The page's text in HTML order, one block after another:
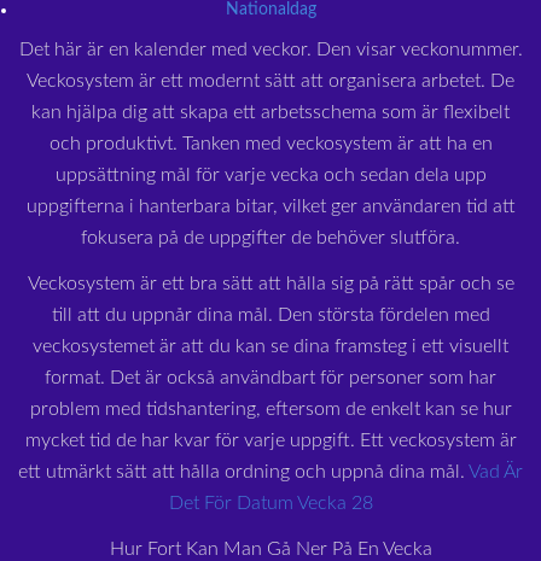
Nationaldag
Det här är en kalender med veckor. Den visar veckonummer.
Veckosystem är ett modernt sätt att organisera arbetet. De
kan hjälpa dig att skapa ett arbetsschema som är flexibelt
och produktivt. Tanken med veckosystem är att ha en
uppsättning mål för varje vecka och sedan dela upp
uppgifterna i hanterbara bitar, vilket ger användaren tid att
fokusera på de uppgifter de behöver slutföra.
Veckosystem är ett bra sätt att hålla sig på rätt spår och se
till att du uppnår dina mål. Den största fördelen med
veckosystemet är att du kan se dina framsteg i ett visuellt
format. Det är också användbart för personer som har
problem med tidshantering, eftersom de enkelt kan se hur
mycket tid de har kvar för varje uppgift. Ett veckosystem är
ett utmärkt sätt att hålla ordning och uppnå dina mål. Vad Är
Det För Datum Vecka 28
Hur Fort Kan Man Gå Ner På En Vecka